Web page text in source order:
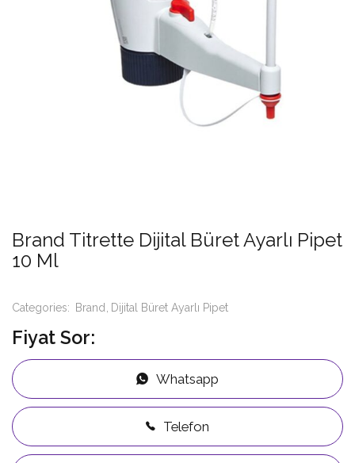
Brand Titrette Dijital Büret Ayarlı Pipet
10 Ml
Categories: Brand Dijital Büret Ayarlı Pipet
Fiyat Sor:
Whatsapp
Telefon